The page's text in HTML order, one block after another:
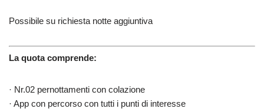
Possibile su richiesta notte aggiuntiva
La quota comprende:
· Nr.02 pernottamenti con colazione
· App con percorso con tutti i punti di interesse